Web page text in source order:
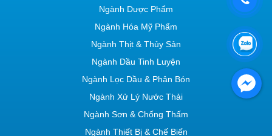
Ngành Dược Phẩm
Ngành Hóa Mỹ Phẩm
Ngành Thịt & Thủy Sản
Ngành Dầu Tinh Luyện
Ngành Lọc Dầu & Phân Bón
Ngành Xử Lý Nước Thải
Ngành Sơn & Chống Thấm
Ngành Thiết Bị & Chế Biến